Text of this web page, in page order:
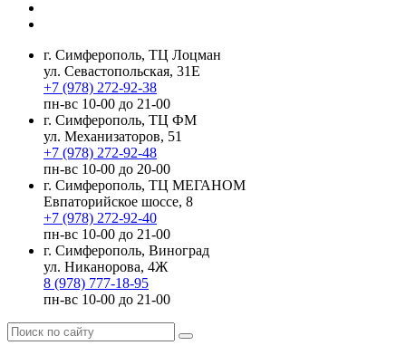
г. Симферополь, ТЦ Лоцман
ул. Севастопольская, 31Е
+7 (978) 272-92-38
пн-вс 10-00 до 21-00
г. Симферополь, ТЦ ФМ
ул. Механизаторов, 51
+7 (978) 272-92-48
пн-вс 10-00 до 20-00
г. Симферополь, ТЦ МЕГАНОМ
Евпаторийское шоссе, 8
+7 (978) 272-92-40
пн-вс 10-00 до 21-00
г. Симферополь, Виноград
ул. Никанорова, 4Ж
8 (978) 777-18-95
пн-вс 10-00 до 21-00